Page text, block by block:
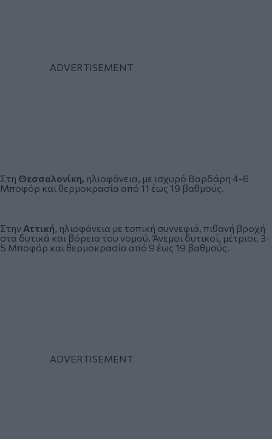
Στη Θεσσαλονίκη, ηλιοφάνεια, με ισχυρό Βαρδάρη 4-6
Μποφόρ και θερμοκρασία από 11 έως 19 βαθμούς.
Στην Αττική, ηλιοφάνεια με τοπική συννεφιά, πιθανή βροχή
στα δυτικά και βόρεια του νομού. Άνεμοι δυτικοί, μέτριοι, 3-
5 Μποφόρ και θερμοκρασία από 9 έως 19 βαθμούς.